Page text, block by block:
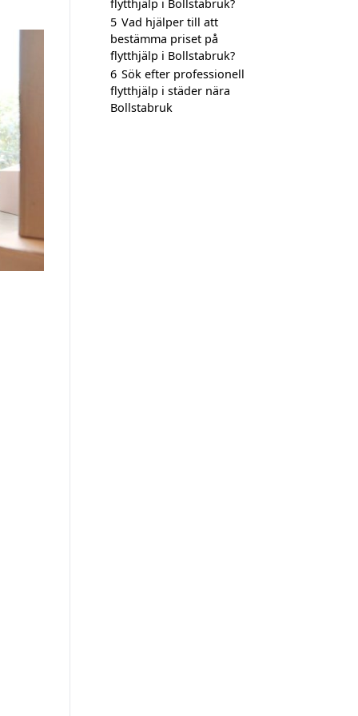
flytthjälp i Bollstabruk?
5 Vad hjälper till att
bestämma priset på
flytthjälp i Bollstabruk?
6 Sök efter professionell
flytthjälp i städer nära
Bollstabruk